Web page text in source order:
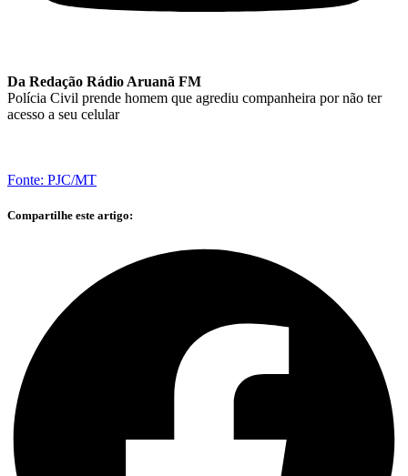
Da Redação Rádio Aruanã FM
Polícia Civil prende homem que agrediu companheira por não ter
acesso a seu celular
Fonte: PJC/MT
Compartilhe este artigo: